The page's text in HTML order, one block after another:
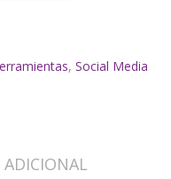
, Social Media